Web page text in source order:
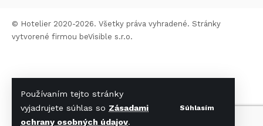
Používaním tejto stránky
vyjadrujete súhlas so Zásadami
ochrany osobných údajov.
Súhlasím
© Hotelier 2020-2026. Všetky práva vyhradené. Stránky
vytvorené firmou beVisible s.r.o.